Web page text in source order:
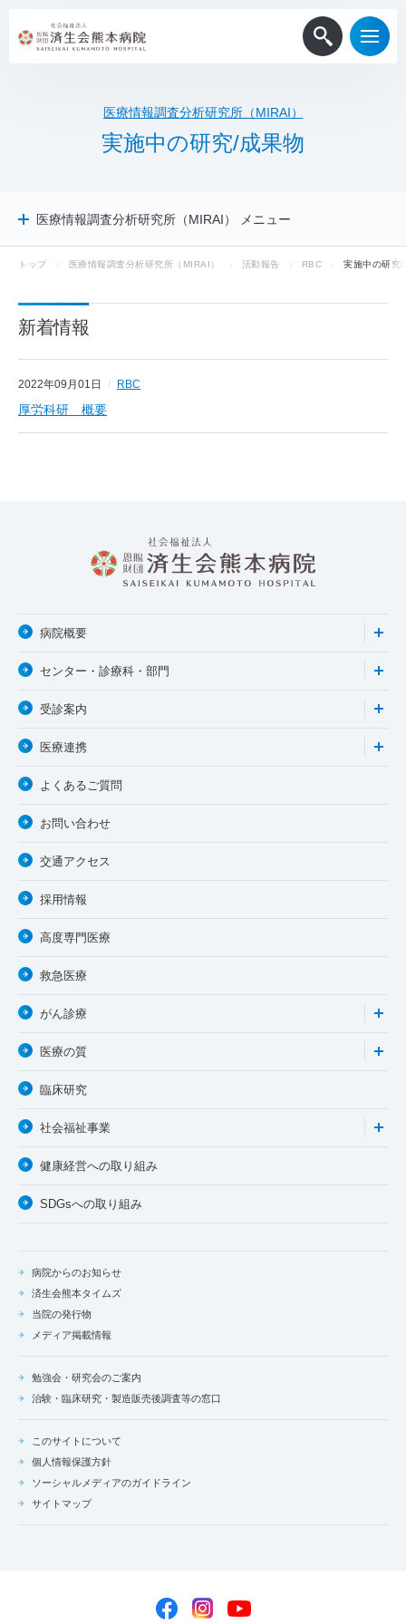
医療情報調査分析研究所（MIRAI）
実施中の研究/成果物
医療情報調査分析研究所（MIRAI） メニュー
当研究所について
活動報告
実施中の研究/成果物
Clinical Pathways
BOM
関連リンク
トップ 医療情報調査分析研究所（MIRAI） 活動報告 RBC 実施中の研究/
新着情報
2022年09月01日 RBC
厚労科研 概要
病院からのお知らせ
済生会熊本タイムズ
当院の発行物
メディア掲載情報
勉強会・研究会のご案内
治験・臨床研究・製造販売後調査等の窓口
このサイトについて
個人情報保護方針
ソーシャルメディアのガイドライン
サイトマップ
病院概要
センター・診療科・部門
受診案内
医療連携
よくあるご質問
お問い合わせ
交通アクセス
採用情報
高度専門医療
救急医療
がん診療
医療の質
臨床研究
社会福祉事業
健康経営への取り組み
SDGsへの取り組み